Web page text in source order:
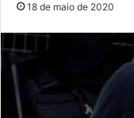
18 de maio de 2020